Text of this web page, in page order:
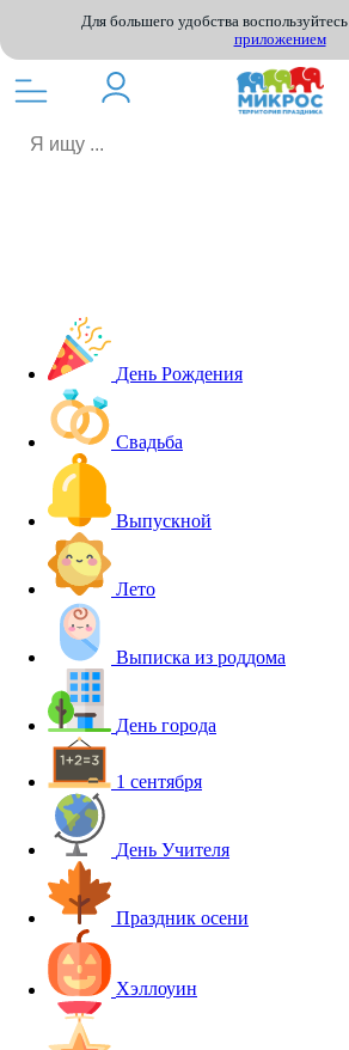
Для большего удобства воспользуйтесь
приложением
День Рождения
Свадьба
Выпускной
Лето
Выписка из роддома
День города
1 сентября
День Учителя
Праздник осени
Хэллоуин